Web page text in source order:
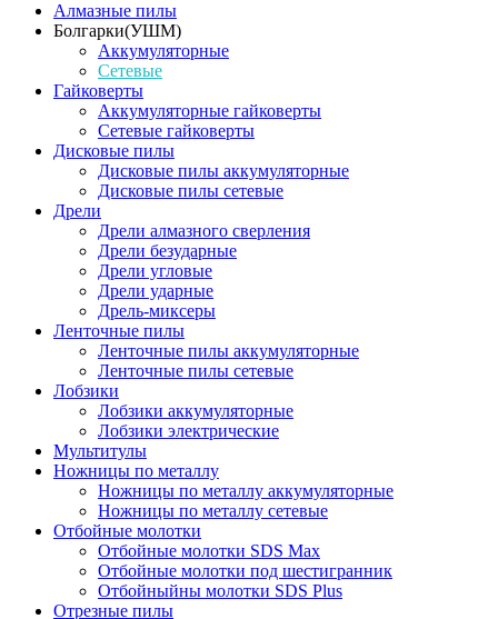
Алмазные пилы
Болгарки(УШМ)
Аккумуляторные
Сетевые
Гайковерты
Аккумуляторные гайковерты
Сетевые гайковерты
Дисковые пилы
Дисковые пилы аккумуляторные
Дисковые пилы сетевые
Дрели
Дрели алмазного сверления
Дрели безударные
Дрели угловые
Дрели ударные
Дрель-миксеры
Ленточные пилы
Ленточные пилы аккумуляторные
Ленточные пилы сетевые
Лобзики
Лобзики аккумуляторные
Лобзики электрические
Мультитулы
Ножницы по металлу
Ножницы по металлу аккумуляторные
Ножницы по металлу сетевые
Отбойные молотки
Отбойные молотки SDS Max
Отбойные молотки под шестигранник
Отбойныйны молотки SDS Plus
Отрезные пилы